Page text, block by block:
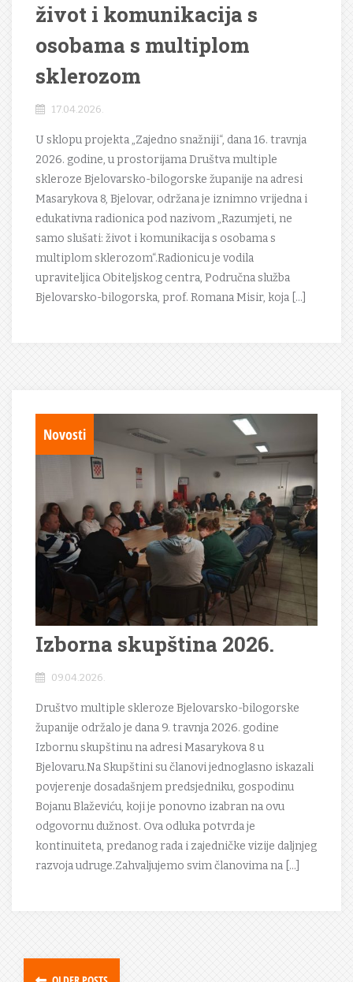
život i komunikacija s
osobama s multiplom
sklerozom
17.04.2026.
U sklopu projekta „Zajedno snažniji“, dana 16. travnja
2026. godine, u prostorijama Društva multiple
skleroze Bjelovarsko-bilogorske županije na adresi
Masarykova 8, Bjelovar, održana je iznimno vrijedna i
edukativna radionica pod nazivom „Razumjeti, ne
samo slušati: život i komunikacija s osobama s
multiplom sklerozom“.Radionicu je vodila
upraviteljica Obiteljskog centra, Područna služba
Bjelovarsko-bilogorska, prof. Romana Misir, koja […]
Novosti
Izborna skupština 2026.
09.04.2026.
Društvo multiple skleroze Bjelovarsko-bilogorske
županije održalo je dana 9. travnja 2026. godine
Izbornu skupštinu na adresi Masarykova 8 u
Bjelovaru.Na Skupštini su članovi jednoglasno iskazali
povjerenje dosadašnjem predsjedniku, gospodinu
Bojanu Blaževiću, koji je ponovno izabran na ovu
odgovornu dužnost. Ova odluka potvrda je
kontinuiteta, predanog rada i zajedničke vizije daljnjeg
razvoja udruge.Zahvaljujemo svim članovima na […]